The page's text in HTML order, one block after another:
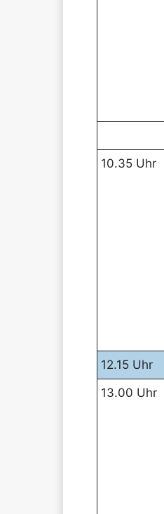
10.35 Uhr
12.15 Uhr
13.00 Uhr